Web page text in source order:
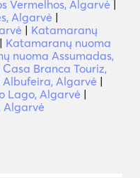
Vermelhos, Algarvė |
Algarvė |
| Katamaranų
| Katamaranų nuoma
nuoma Assumadas,
Branca Touriz,
Algarvė |
Lago, Algarvė |
Algarvė